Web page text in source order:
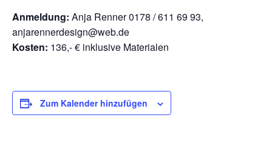
Anmeldung: Anja Renner 0178 / 611 69 93,
anjarennerdesign@web.de
Kosten: 136,- € inklusive Materialen
Zum Kalender hinzufügen